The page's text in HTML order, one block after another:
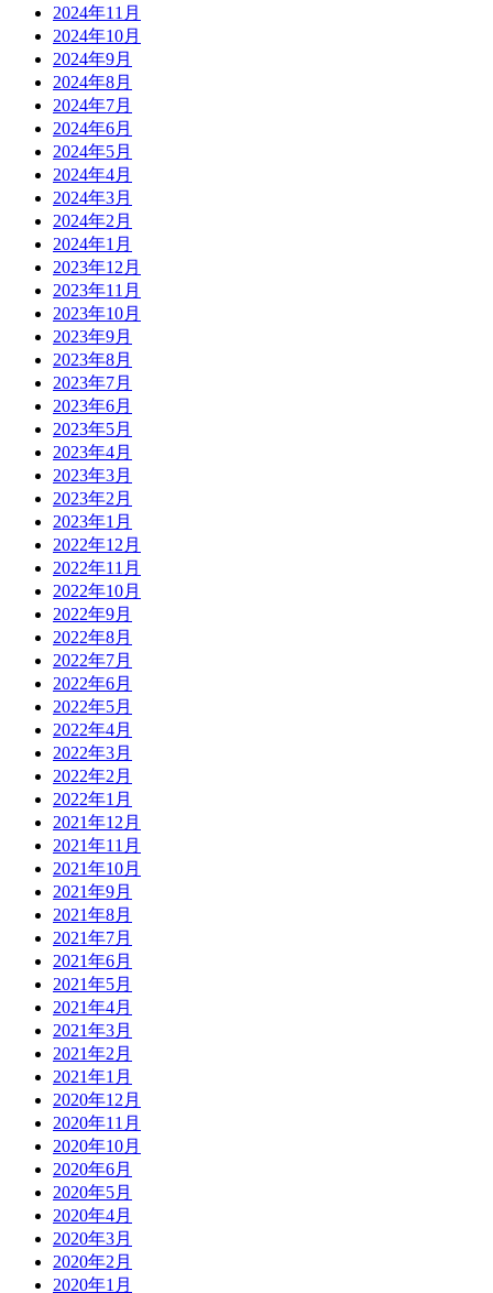
2024年11月
2024年10月
2024年9月
2024年8月
2024年7月
2024年6月
2024年5月
2024年4月
2024年3月
2024年2月
2024年1月
2023年12月
2023年11月
2023年10月
2023年9月
2023年8月
2023年7月
2023年6月
2023年5月
2023年4月
2023年3月
2023年2月
2023年1月
2022年12月
2022年11月
2022年10月
2022年9月
2022年8月
2022年7月
2022年6月
2022年5月
2022年4月
2022年3月
2022年2月
2022年1月
2021年12月
2021年11月
2021年10月
2021年9月
2021年8月
2021年7月
2021年6月
2021年5月
2021年4月
2021年3月
2021年2月
2021年1月
2020年12月
2020年11月
2020年10月
2020年6月
2020年5月
2020年4月
2020年3月
2020年2月
2020年1月